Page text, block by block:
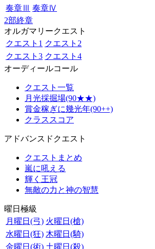
奏章Ⅲ 奏章Ⅳ
2部終章
オルガマリークエスト
クエスト1 クエスト2
クエスト3 クエスト4
オーディールコール
クエスト一覧
月光採掘場(90★★)
賞金稼ぎに幾光年(90++)
クラススコア
アドバンスドクエスト
クエストまとめ
嵐に吼える
輝く王冠
無敵の力と神の智慧
曜日極級
月曜日(弓) 火曜日(槍)
水曜日(狂) 木曜日(騎)
金曜日(術) 土曜日(殺)